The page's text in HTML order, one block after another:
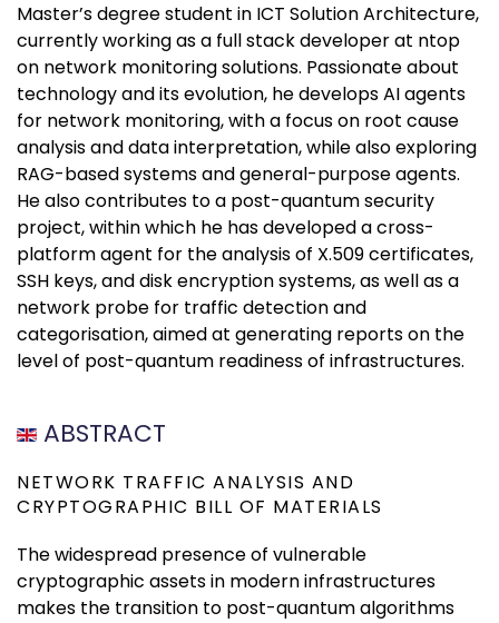
Master’s degree student in ICT Solution Architecture,
currently working as a full stack developer at ntop
on network monitoring solutions. Passionate about
technology and its evolution, he develops AI agents
for network monitoring, with a focus on root cause
analysis and data interpretation, while also exploring
RAG-based systems and general-purpose agents.
He also contributes to a post-quantum security
project, within which he has developed a cross-
platform agent for the analysis of X.509 certificates,
SSH keys, and disk encryption systems, as well as a
network probe for traffic detection and
categorisation, aimed at generating reports on the
level of post-quantum readiness of infrastructures.
ABSTRACT
NETWORK TRAFFIC ANALYSIS AND
CRYPTOGRAPHIC BILL OF MATERIALS
The widespread presence of vulnerable
cryptographic assets in modern infrastructures
makes the transition to post-quantum algorithms